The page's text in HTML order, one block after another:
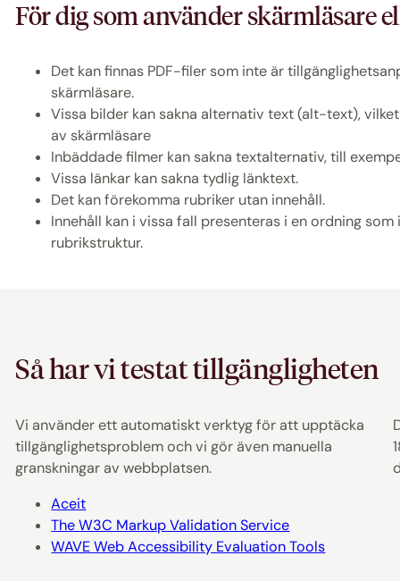
För dig som använder skärmläsare
Det kan finnas PDF-filer som inte är
skärmläsare.
Vissa bilder kan sakna alternativ text (alt-text),
av skärmläsare
Inbäddade filmer kan sakna textalternativ, till
Vissa länkar kan sakna tydlig länktext.
Det kan förekomma rubriker utan innehåll.
Innehåll kan i vissa fall presenteras i en ordning
rubrikstruktur.
Så har vi testat tillgängligheten
Vi använder ett automatiskt verktyg för att upptäcka
tillgänglighetsproblem och vi gör även manuella
granskningar av webbplatsen.
Aceit
The W3C Markup Validation Service
WAVE Web Accessibility Evaluation Tools